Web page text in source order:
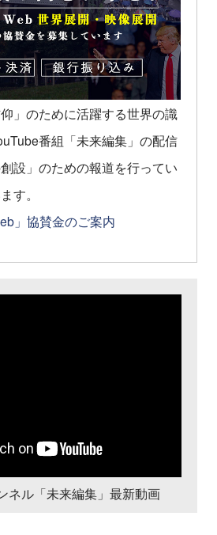
仰」のために活躍する世界の識
番組「未来編集」の配信
設」のための報道を行ってい
す。
」協賛金のご案内
ネル「未来編集」最新動画